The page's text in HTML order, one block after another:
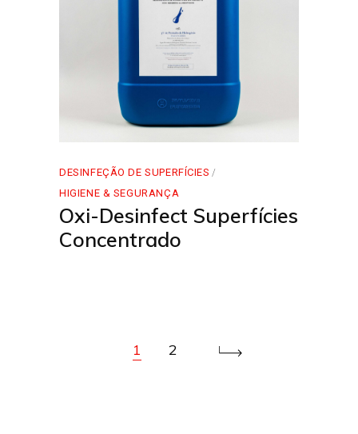
DESINFEÇÃO DE SUPERFÍCIES
HIGIENE & SEGURANÇA
Oxi-Desinfect Superfícies
Concentrado
1 2